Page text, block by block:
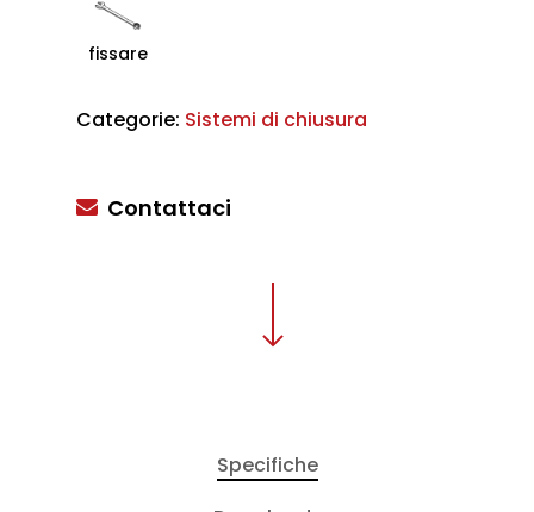
fissare
Categorie: Sistemi di chiusura
Contattaci
Specifiche